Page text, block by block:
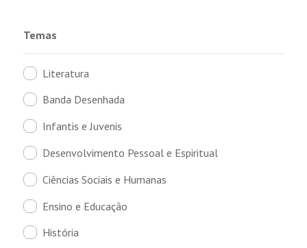
Temas
Literatura
Banda Desenhada
Infantis e Juvenis
Desenvolvimento Pessoal e Espiritual
Ciências Sociais e Humanas
Ensino e Educação
História